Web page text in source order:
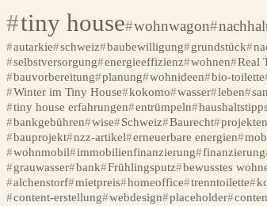
tiny house wohnwagon
autarkie schweiz baubewilligung grundstück
selbstversorgung energieeffizienz wohnen Real
bauvorbereitung planung wohnideen bio-toilette
Winter im Tiny House kokomo wasser leben
tiny house erfahrungen entrümpeln
bankgebühren wise Schweiz Baurecht
bauprojekt nzz-artikel erneuerbare energien
wohnmobil immobilienfinanzierung finanzierung
grauwasser bank Frühlingsputz bewusstes
alchenstorf mietpreis homeoffice trenntoilette
content-erstellung webdesign placeholder